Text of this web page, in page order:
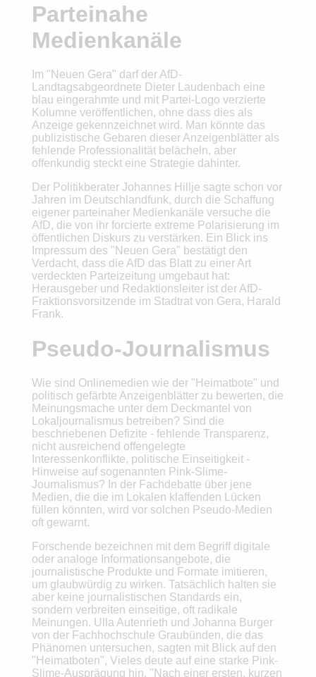
Parteinahe
Medienkanäle
Im "Neuen Gera" darf der AfD-
Landtagsabgeordnete Dieter Laudenbach eine
blau eingerahmte und mit Partei-Logo verzierte
Kolumne veröffentlichen, ohne dass dies als
Anzeige gekennzeichnet wird. Man könnte das
publizistische Gebaren dieser Anzeigenblätter als
fehlende Professionalität belächeln, aber
offenkundig steckt eine Strategie dahinter.
Der Politikberater Johannes Hillje sagte schon vor
Jahren im Deutschlandfunk, durch die Schaffung
eigener parteinaher Medienkanäle versuche die
AfD, die von ihr forcierte extreme Polarisierung im
öffentlichen Diskurs zu verstärken. Ein Blick ins
Impressum des "Neuen Gera" bestätigt den
Verdacht, dass die AfD das Blatt zu einer Art
verdeckten Parteizeitung umgebaut hat:
Herausgeber und Redaktionsleiter ist der AfD-
Fraktionsvorsitzende im Stadtrat von Gera, Harald
Frank.
Pseudo-Journalismus
Wie sind Onlinemedien wie der "Heimatbote" und
politisch gefärbte Anzeigenblätter zu bewerten, die
Meinungsmache unter dem Deckmantel von
Lokaljournalismus betreiben? Sind die
beschriebenen Defizite - fehlende Transparenz,
nicht ausreichend offengelegte
Interessenkonflikte, politische Einseitigkeit -
Hinweise auf sogenannten Pink-Slime-
Journalismus? In der Fachdebatte über jene
Medien, die die im Lokalen klaffenden Lücken
füllen könnten, wird vor solchen Pseudo-Medien
oft gewarnt.
Forschende bezeichnen mit dem Begriff digitale
oder analoge Informationsangebote, die
journalistische Produkte und Formate imitieren,
um glaubwürdig zu wirken. Tatsächlich halten sie
aber keine journalistischen Standards ein,
sondern verbreiten einseitige, oft radikale
Meinungen. Ulla Autenrieth und Johanna Burger
von der Fachhochschule Graubünden, die das
Phänomen untersuchen, sagten mit Blick auf den
"Heimatboten", Vieles deute auf eine starke Pink-
Slime-Ausprägung hin. "Nach einer ersten, kurzen